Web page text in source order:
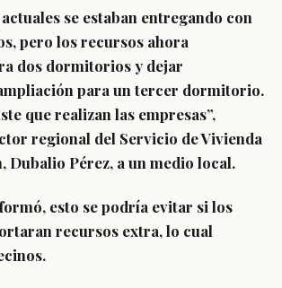
se estaban entregando con
pero los recursos ahora
dos dormitorios y dejar
para un tercer dormitorio.
que realizan las empresas”,
regional del Servicio de Vivienda
Dubalio Pérez, a un medio local.
esto se podría evitar si los
recursos extra, lo cual